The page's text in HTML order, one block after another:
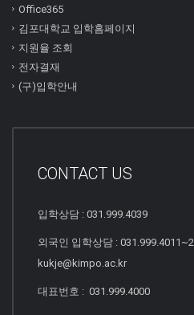
Office365
김포대학교 입학홈페이지
지원율 조회
전자결재
(구)입학안내
CONTACT US
입학상담 : 031.999.4039
외국인 입학상담 : 031.999.4011~2
kukje@kimpo.ac.kr
대표번호 : 031.999.4000